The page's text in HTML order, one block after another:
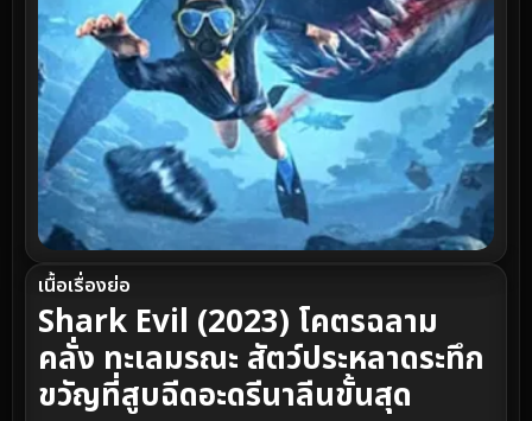
เนื้อเรื่องย่อ
Shark Evil (2023) โคตรฉลาม
คลั่ง ทะเลมรณะ สัตว์ประหลาดระทึก
ขวัญที่สูบฉีดอะดรีนาลีนขั้นสุด